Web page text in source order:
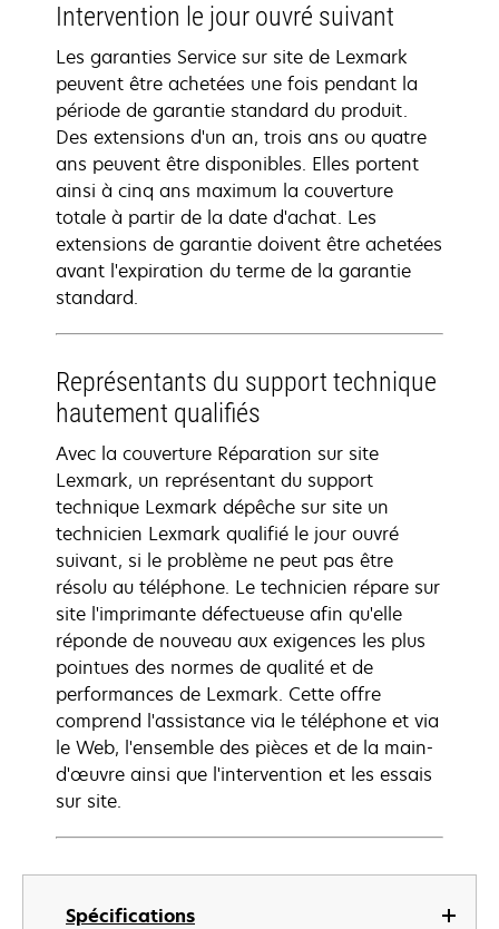
Spécifications
Intervention le jour ouvré suivant
Les garanties Service sur site de Lexmark
peuvent être achetées une fois pendant la
période de garantie standard du produit.
Des extensions d'un an, trois ans ou quatre
ans peuvent être disponibles. Elles portent
ainsi à cinq ans maximum la couverture
totale à partir de la date d'achat. Les
extensions de garantie doivent être achetées
avant l'expiration du terme de la garantie
standard.
Représentants du support technique
hautement qualifiés
Avec la couverture Réparation sur site
Lexmark, un représentant du support
technique Lexmark dépêche sur site un
technicien Lexmark qualifié le jour ouvré
suivant, si le problème ne peut pas être
résolu au téléphone. Le technicien répare sur
site l'imprimante défectueuse afin qu'elle
réponde de nouveau aux exigences les plus
pointues des normes de qualité et de
performances de Lexmark. Cette offre
comprend l'assistance via le téléphone et via
le Web, l'ensemble des pièces et de la main-
d'œuvre ainsi que l'intervention et les essais
sur site.